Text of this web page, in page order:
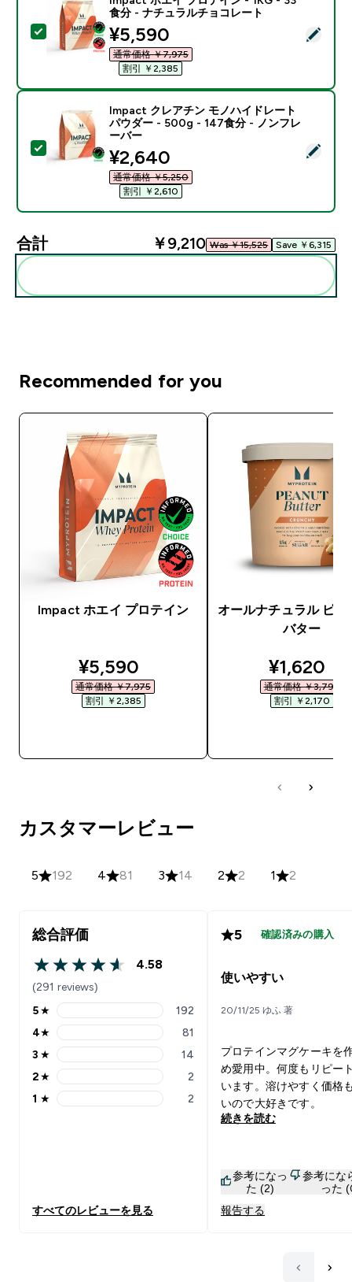
この商品を選択 - Impact ホエイ プロテイン - 1KG -
食分 - ナチュラルチョコレート
discounted price
¥5,590‎
通常価格 ￥7,975‎
割引 ￥2,385‎
この商品を選択 - Impact クレアチン モノハイドレ
Impact クレアチン モノハイドレート
パウダー - 500g - 147食分 - ノンフレ
ーバー
discounted price
¥2,640‎
通常価格 ￥5,250‎
割引 ￥2,610‎
合計 ￥9,210‎ Was ￥15,525‎ Save ￥6,315‎
Recommended for you
Impact ホエイ プロテイン
discounted price
¥5,590‎
通常価格 ￥7,975‎
割引 ￥2,385‎
オールナチュラル ピー
バター
¥1,620‎
通常価格 ￥3,790‎
割引 ￥2,170‎
カスタマーレビュー
5 192 4 81 3 14 2 2 1 2
総合評価
4.58 out of 5 stars
4.58
(291 reviews)
5 stars rating 192 reviews
5★ 192
4 stars rating 81 reviews
4★ 81
3 stars rating 14 reviews
3 ★ 14
2 stars rating 2 reviews
2★ 2
1 stars rating 2 reviews
1 ★ 2
すべてのレビューを見る
5 確認済みの購入
使いやすい
20/11/25 ゆふ 著
プロテインマグケーキを
め愛用中。何度もリピー
います。溶けやすく価格
いので大好きです。
続きを読む
参考になっ
た (2)
参考にな
った
報告する